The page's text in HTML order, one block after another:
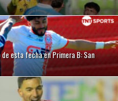
esta fecha en Primera B: San